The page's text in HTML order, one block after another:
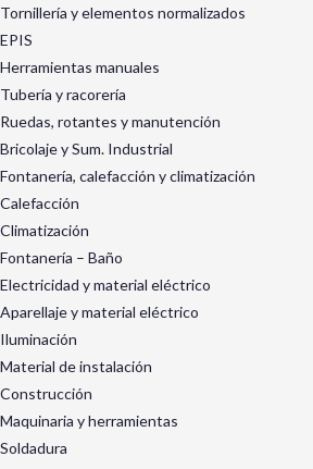
Tornillería y elementos normalizados
EPIS
Herramientas manuales
Tubería y racorería
Ruedas, rotantes y manutención
Bricolaje y Sum. Industrial
Fontanería, calefacción y climatización
Calefacción
Climatización
Fontanería – Baño
Electricidad y material eléctrico
Aparellaje y material eléctrico
Iluminación
Material de instalación
Construcción
Maquinaria y herramientas
Soldadura